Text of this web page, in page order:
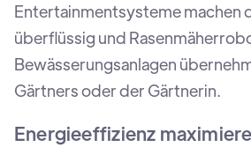
Entertainmentsysteme machen
überflüssig und
Bewässerungsanlagen
Gärtners oder der Gärtnerin.
Energieeffizienz